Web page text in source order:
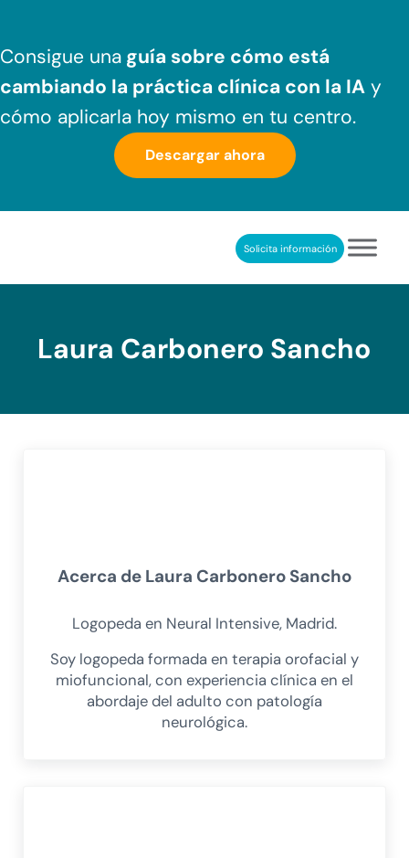
Consigue una guía sobre cómo está
cambiando la práctica clínica con la IA y
cómo aplicarla hoy mismo en tu centro.
Descargar ahora
REHABILITACIÓN COGNITIVA PROFESIONALSolicita información
Laura Carbonero Sancho
Acerca de Laura Carbonero Sancho
Logopeda en Neural Intensive, Madrid.
Soy logopeda formada en terapia orofacial y
miofuncional, con experiencia clínica en el
abordaje del adulto con patología
neurológica.